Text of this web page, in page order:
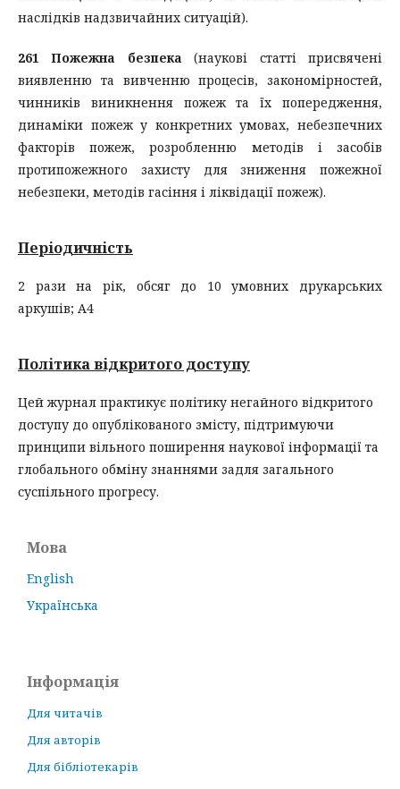
наслідків надзвичайних ситуацій).
261 Пожежна безпека (наукові статті присвячені
виявленню та вивченню процесів, закономірностей,
чинників виникнення пожеж та їх попередження,
динаміки пожеж у конкретних умовах, небезпечних
факторів пожеж, розробленню методів і засобів
протипожежного захисту для зниження пожежної
небезпеки, методів гасіння і ліквідації пожеж).
Періодичність
2 рази на рік, обсяг до 10 умовних друкарських
аркушів; А4
Політика відкритого доступу
Цей журнал практикує політику негайного відкритого
доступу до опублікованого змісту, підтримуючи
принципи вільного поширення наукової інформації та
глобального обміну знаннями задля загального
суспільного прогресу.
Мова
English
Українська
Інформація
Для читачів
Для авторів
Для бібліотекарів